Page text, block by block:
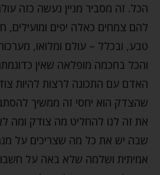
הכל. זה מסביר מניין נעשה כזה
להם צמחים כאלה יפים ומועילים,
טבע, ובכלל – עולם ומלואו,
והכל בחכמה מופלאה שאין
האדם עם התכונה לרצות להיות
שהצדק הוא יחסי זה ממשיך
את זה לנו להחליט מה צודק ומה
שבה יש את כל מה שצריכים על
אמיתית ושלמה שלא באה על